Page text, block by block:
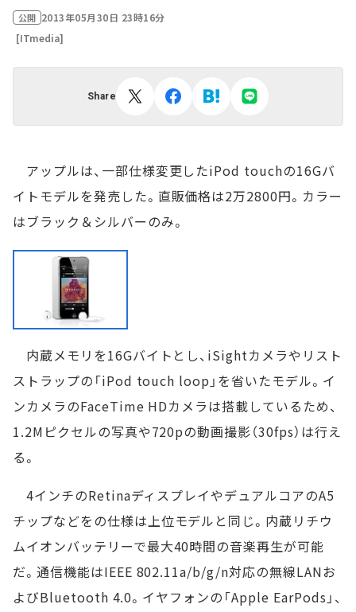
公開 2013年05月30日 23時16分
[ITmedia]
Share
アップルは、一部仕様変更したiPod touchの16Gバ
イトモデルを発売した。直販価格は2万2800円。カラー
はブラック＆シルバーのみ。
内蔵メモリを16Gバイトとし、iSightカメラやリスト
ストラップの「iPod touch loop」を省いたモデル。イ
ンカメラのFaceTime HDカメラは搭載しているため、
1.2Mピクセルの写真や720pの動画撮影（30fps）は行え
る。
4インチのRetinaディスプレイやデュアルコアのA5
チップなどをの仕様は上位モデルと同じ。内蔵リチウ
ムイオンバッテリーで最大40時間の音楽再生が可能
だ。通信機能はIEEE 802.11a/b/g/n対応の無線LANお
よびBluetooth 4.0。イヤフォンの「Apple EarPods」、